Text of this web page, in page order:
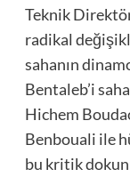
Teknik
radikal
sahanın
Bentaleb’i
Hichem
Benbouali ile
bu kritik